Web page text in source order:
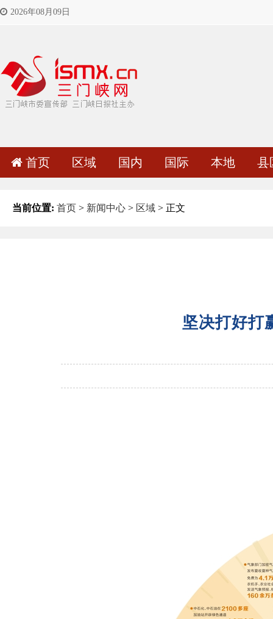
2026年08月09日
首页 区域 国内 国际 本地 县
当前位置: 首页 > 新闻中心 > 区域 > 正文
坚决打好打